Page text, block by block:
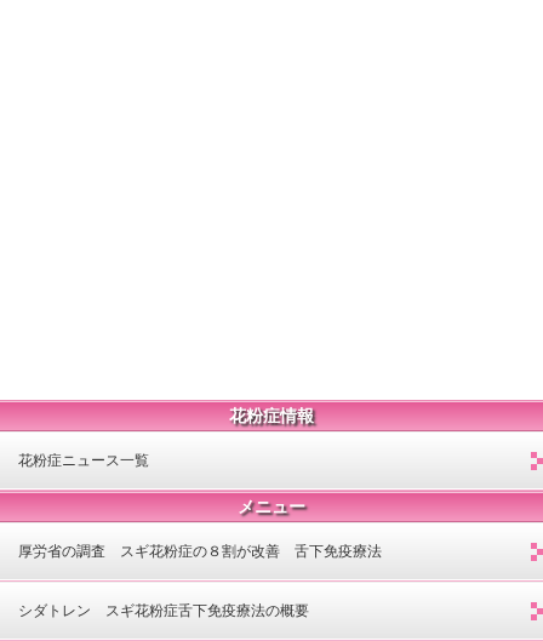
花粉症情報
花粉症ニュース一覧
メニュー
厚労省の調査 スギ花粉症の８割が改善 舌下免疫療法
シダトレン スギ花粉症舌下免疫療法の概要